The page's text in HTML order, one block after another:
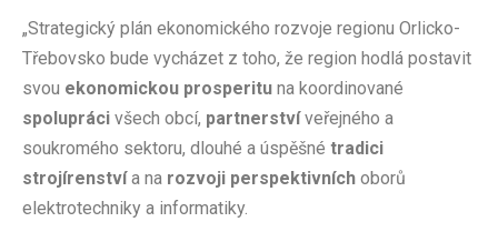
„Strategický plán ekonomického rozvoje regionu Orlicko-
Třebovsko bude vycházet z toho, že region hodlá postavit
svou ekonomickou prosperitu na koordinované
spolupráci všech obcí, partnerstvíveřejného a
soukromého sektoru, dlouhé a úspěšné tradici
strojírenstvía na rozvoji perspektivních oborů
elektrotechniky a informatiky.